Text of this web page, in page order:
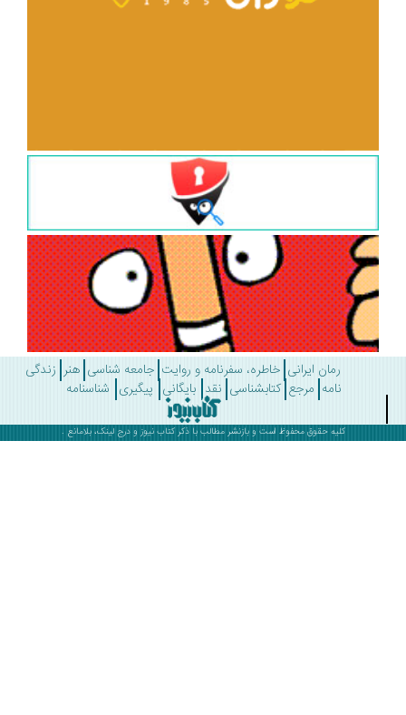
رمان ایرانی خاطره، سفرنامه و روایت جامعه شناسی هنر زندگی
مرجع کتابشناسی نقد بایگانی پیگیری شناسنامه
کلیه حقوق محفوظ است و بازنشر مطالب با ذکرکتاب نیوزو درج لینک، بلامانع .